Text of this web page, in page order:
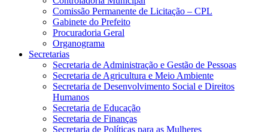
Comissão Permanente de Licitação – CPL
Gabinete do Prefeito
Procuradoria Geral
Organograma
Secretarias
Secretaria de Administração e Gestão de Pessoas
Secretaria de Agricultura e Meio Ambiente
Secretaria de Desenvolvimento Social e Direitos
Humanos
Secretaria de Educação
Secretaria de Finanças
Secretaria de Políticas para as Mulheres